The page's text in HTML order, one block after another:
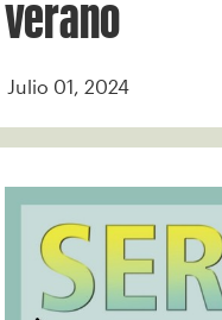
verano
Julio 01, 2024